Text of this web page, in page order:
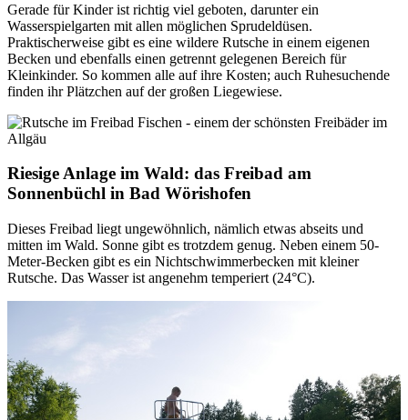
Gerade für Kinder ist richtig viel geboten, darunter ein
Wasserspielgarten mit allen möglichen Sprudeldüsen.
Praktischerweise gibt es eine wildere Rutsche in einem eigenen
Becken und ebenfalls einen getrennt gelegenen Bereich für
Kleinkinder. So kommen alle auf ihre Kosten; auch Ruhesuchende
finden ihr Plätzchen auf der großen Liegewiese.
Riesige Anlage im Wald: das Freibad am
Sonnenbüchl in Bad Wörishofen
Dieses Freibad liegt ungewöhnlich, nämlich etwas abseits und
mitten im Wald. Sonne gibt es trotzdem genug. Neben einem 50-
Meter-Becken gibt es ein Nichtschwimmerbecken mit kleiner
Rutsche. Das Wasser ist angenehm temperiert (24°C).